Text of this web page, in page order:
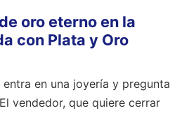
oro eterno en la
con Plata y Oro
en una joyería y pregunta
vendedor, que quiere cerrar